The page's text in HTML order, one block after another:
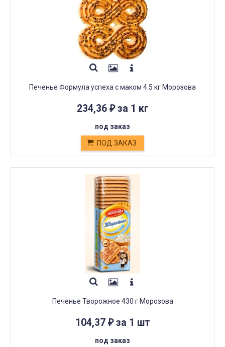
Печенье Формула успеха с маком 4.5 кг Морозова
234,36 ₽за 1 кг
под заказ
ПОД ЗАКАЗ
Печенье Творожное 430 г Морозова
104,37 ₽за 1 шт
под заказ